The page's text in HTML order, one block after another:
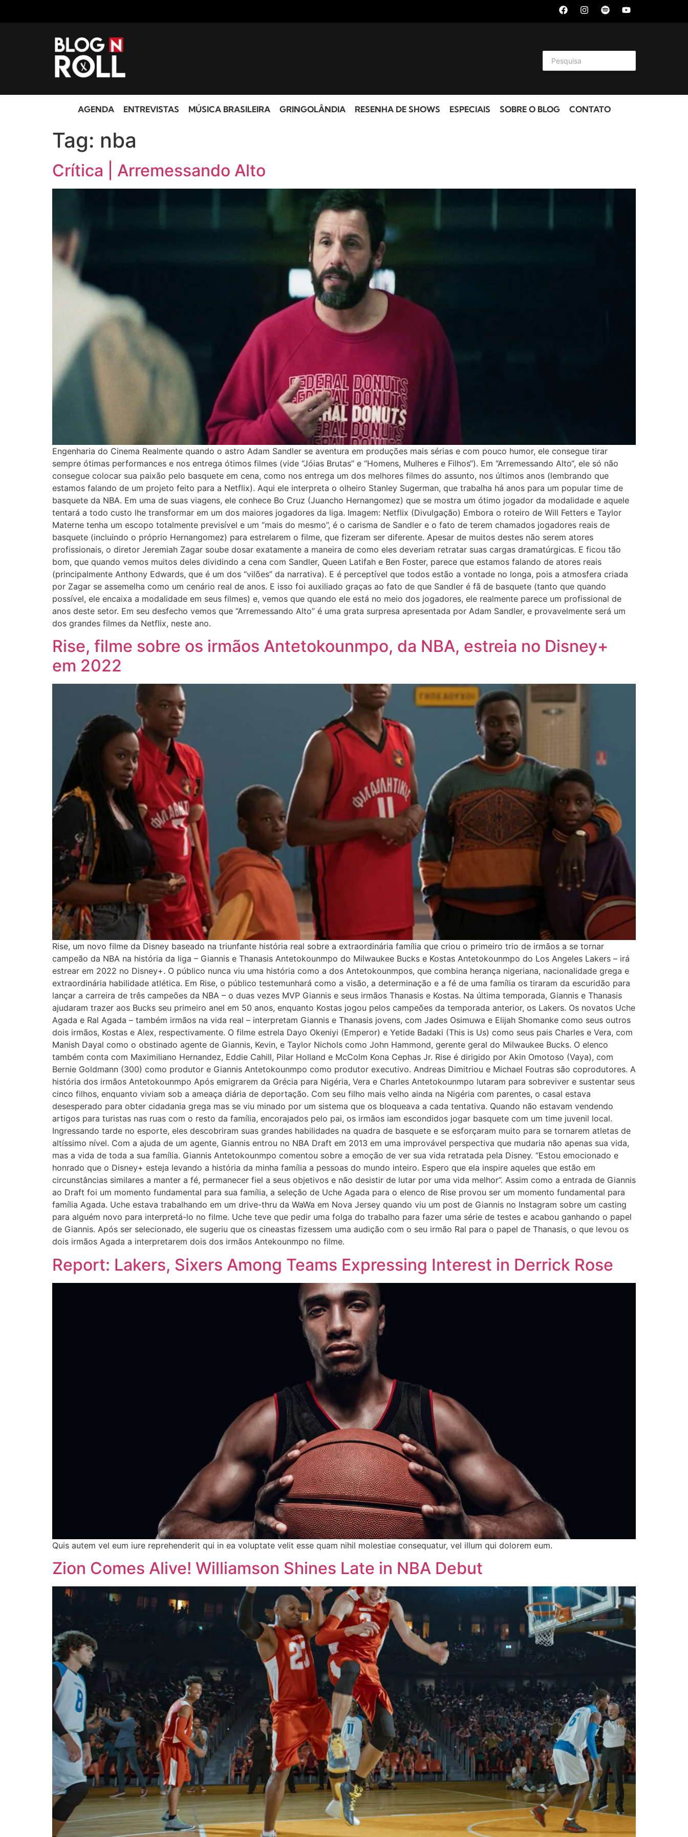
AGENDA ENTREVISTAS MÚSICA BRASILEIRA GRINGOLÂNDIA RESENHA DE SHOWS ESPECIAIS SOBRE O BLOG CONTATO
Tag: nba
Crítica | Arremessando Alto
Engenharia do Cinema Realmente quando o astro Adam Sandler se aventura em produções mais sérias e com pouco humor, ele consegue tirar
sempre ótimas performances e nos entrega ótimos filmes (vide “Jóias Brutas” e “Homens, Mulheres e Filhos“). Em “Arremessando Alto“, ele só não
consegue colocar sua paixão pelo basquete em cena, como nos entrega um dos melhores filmes do assunto, nos últimos anos (lembrando que
estamos falando de um projeto feito para a Netflix). Aqui ele interpreta o olheiro Stanley Sugerman, que trabalha há anos para um popular time de
basquete da NBA. Em uma de suas viagens, ele conhece Bo Cruz (Juancho Hernangomez) que se mostra um ótimo jogador da modalidade e aquele
tentará a todo custo lhe transformar em um dos maiores jogadores da liga. Imagem: Netflix (Divulgação) Embora o roteiro de Will Fetters e Taylor
Materne tenha um escopo totalmente previsível e um “mais do mesmo”, é o carisma de Sandler e o fato de terem chamados jogadores reais de
basquete (incluindo o próprio Hernangomez) para estrelarem o filme, que fizeram ser diferente. Apesar de muitos destes não serem atores
profissionais, o diretor Jeremiah Zagar soube dosar exatamente a maneira de como eles deveriam retratar suas cargas dramatúrgicas. E ficou tão
bom, que quando vemos muitos deles dividindo a cena com Sandler, Queen Latifah e Ben Foster, parece que estamos falando de atores reais
(principalmente Anthony Edwards, que é um dos “vilões” da narrativa). E é perceptível que todos estão a vontade no longa, pois a atmosfera criada
por Zagar se assemelha como um cenário real de anos. E isso foi auxiliado graças ao fato de que Sandler é fã de basquete (tanto que quando
possível, ele encaixa a modalidade em seus filmes) e, vemos que quando ele está no meio dos jogadores, ele realmente parece um profissional de
anos deste setor. Em seu desfecho vemos que “Arremessando Alto” é uma grata surpresa apresentada por Adam Sandler, e provavelmente será um
dos grandes filmes da Netflix, neste ano.
Rise, filme sobre os irmãos Antetokounmpo, da NBA, estreia no Disney+
em 2022
Rise, um novo filme da Disney baseado na triunfante história real sobre a extraordinária família que criou o primeiro trio de irmãos a se tornar
campeão da NBA na história da liga – Giannis e Thanasis Antetokounmpo do Milwaukee Bucks e Kostas Antetokounmpo do Los Angeles Lakers – irá
estrear em 2022 no Disney+. O público nunca viu uma história como a dos Antetokounmpos, que combina herança nigeriana, nacionalidade grega e
extraordinária habilidade atlética. Em Rise, o público testemunhará como a visão, a determinação e a fé de uma família os tiraram da escuridão para
lançar a carreira de três campeões da NBA – o duas vezes MVP Giannis e seus irmãos Thanasis e Kostas. Na última temporada, Giannis e Thanasis
ajudaram trazer aos Bucks seu primeiro anel em 50 anos, enquanto Kostas jogou pelos campeões da temporada anterior, os Lakers. Os novatos Uche
Agada e Ral Agada – também irmãos na vida real – interpretam Giannis e Thanasis jovens, com Jades Osimuwa e Elijah Shomanke como seus outros
dois irmãos, Kostas e Alex, respectivamente. O filme estrela Dayo Okeniyi (Emperor) e Yetide Badaki (This is Us) como seus pais Charles e Vera, com
Manish Dayal como o obstinado agente de Giannis, Kevin, e Taylor Nichols como John Hammond, gerente geral do Milwaukee Bucks. O elenco
também conta com Maximiliano Hernandez, Eddie Cahill, Pilar Holland e McColm Kona Cephas Jr. Rise é dirigido por Akin Omotoso (Vaya), com
Bernie Goldmann (300) como produtor e Giannis Antetokounmpo como produtor executivo. Andreas Dimitriou e Michael Foutras são coprodutores. A
história dos irmãos Antetokounmpo Após emigrarem da Grécia para Nigéria, Vera e Charles Antetokounmpo lutaram para sobreviver e sustentar seus
cinco filhos, enquanto viviam sob a ameaça diária de deportação. Com seu filho mais velho ainda na Nigéria com parentes, o casal estava
desesperado para obter cidadania grega mas se viu minado por um sistema que os bloqueava a cada tentativa. Quando não estavam vendendo
artigos para turistas nas ruas com o resto da família, encorajados pelo pai, os irmãos iam escondidos jogar basquete com um time juvenil local.
Ingressando tarde no esporte, eles descobriram suas grandes habilidades na quadra de basquete e se esforçaram muito para se tornarem atletas de
altíssimo nível. Com a ajuda de um agente, Giannis entrou no NBA Draft em 2013 em uma improvável perspectiva que mudaria não apenas sua vida,
mas a vida de toda a sua família. Giannis Antetokounmpo comentou sobre a emoção de ver sua vida retratada pela Disney. “Estou emocionado e
honrado que o Disney+ esteja levando a história da minha família a pessoas do mundo inteiro. Espero que ela inspire aqueles que estão em
circunstâncias similares a manter a fé, permanecer fiel a seus objetivos e não desistir de lutar por uma vida melhor”. Assim como a entrada de Giannis
ao Draft foi um momento fundamental para sua família, a seleção de Uche Agada para o elenco de Rise provou ser um momento fundamental para
família Agada. Uche estava trabalhando em um drive-thru da WaWa em Nova Jersey quando viu um post de Giannis no Instagram sobre um casting
para alguém novo para interpretá-lo no filme. Uche teve que pedir uma folga do trabalho para fazer uma série de testes e acabou ganhando o papel
de Giannis. Após ser selecionado, ele sugeriu que os cineastas fizessem uma audição com o seu irmão Ral para o papel de Thanasis, o que levou os
dois irmãos Agada a interpretarem dois dos irmãos Antekounmpo no filme.
Report: Lakers, Sixers Among Teams Expressing Interest in Derrick Rose
Quis autem vel eum iure reprehenderit qui in ea voluptate velit esse quam nihil molestiae consequatur, vel illum qui dolorem eum.
Zion Comes Alive! Williamson Shines Late in NBA Debut